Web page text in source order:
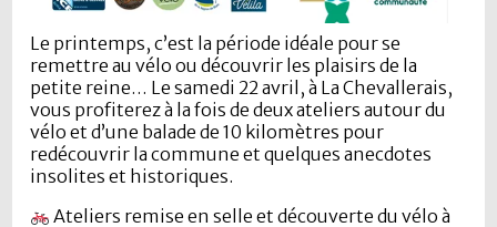
Le printemps, c’est la période idéale pour se
remettre au vélo ou découvrir les plaisirs de la
petite reine… Le samedi 22 avril, à La Chevallerais,
vous profiterez à la fois de deux ateliers autour du
vélo et d’une balade de 10 kilomètres pour
redécouvrir la commune et quelques anecdotes
insolites et historiques.
Ateliers remise en selle et découverte du vélo à